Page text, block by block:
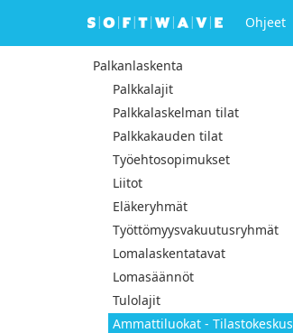
Ohjeet
Palkanlaskenta
Palkkalajit
Palkkalaskelman tilat
Palkkakauden tilat
Työehtosopimukset
Liitot
Eläkeryhmät
Työttömyysvakuutusryhmät
Lomalaskentatavat
Lomasäännöt
Tulolajit
Ammattiluokat - Tilastokeskus